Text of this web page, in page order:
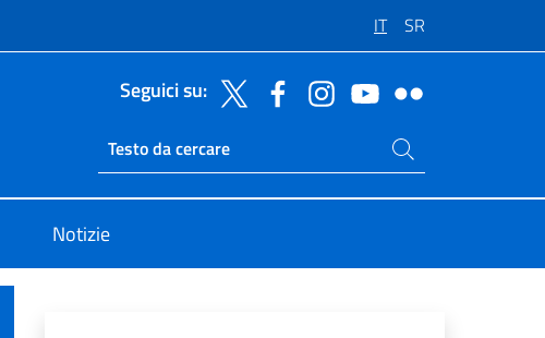
IT SR
Seguici su:
Ricerca sito live
Cerca nel sito
Notizie